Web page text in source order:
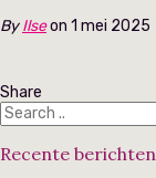
ByIlseon 1 mei 2025
Share
Recente berichten